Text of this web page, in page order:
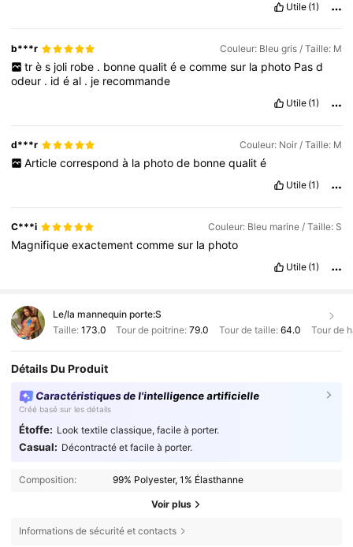
Utile (1)
b***r Couleur: Bleu gris / Taille: M
tr è s joli robe . bonne qualit é e comme sur la photo Pas d
odeur . idéal . je recommande
Utile (1)
d***r Couleur: Noir / Taille: M
Article correspond à la photo de bonne qualit é
Utile (1)
C***i Couleur: Bleu marine / Taille: S
Magnifiqueexactementcommesur la photo
Utile (1)
Le/la mannequin porte:S
Taille: 173.0 Tour de poitrine:79.0 Tour de taille: 64.0 Tour de
Détails Du Produit
Caractéristiques de l'intelligence artificielle
Créé basé sur les détails
Étoffe: Look textile classique, facile à porter.
Casual: Décontracté et facile à porter.
Composition: 99% Polyester, 1% Élasthanne
Voir plus
Informations de sécurité et contacts